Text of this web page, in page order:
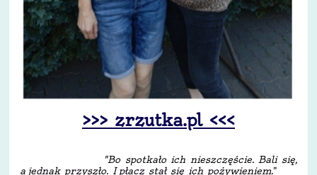
>>> zrzutka.pl <<<
"Bo spotkało ich nieszczęście. Bali się,
a jednak przyszło. I płacz stał się ich pożywieniem.”